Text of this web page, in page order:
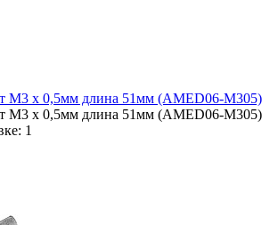
M3 x 0,5мм длина 51мм (AMED06-M305)
M3 x 0,5мм длина 51мм (AMED06-M305)
1